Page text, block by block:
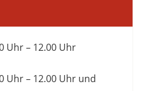
Uhr – 12.00 Uhr
Uhr – 12.00 Uhr und